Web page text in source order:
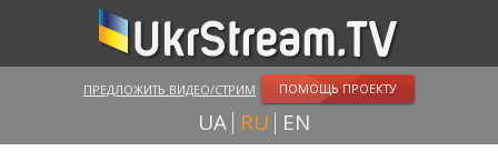
ПРЕДЛОЖИТЬ ВИДЕО/СТРИМ ПОМОЩЬ ПРОЕКТУ
UA RU EN